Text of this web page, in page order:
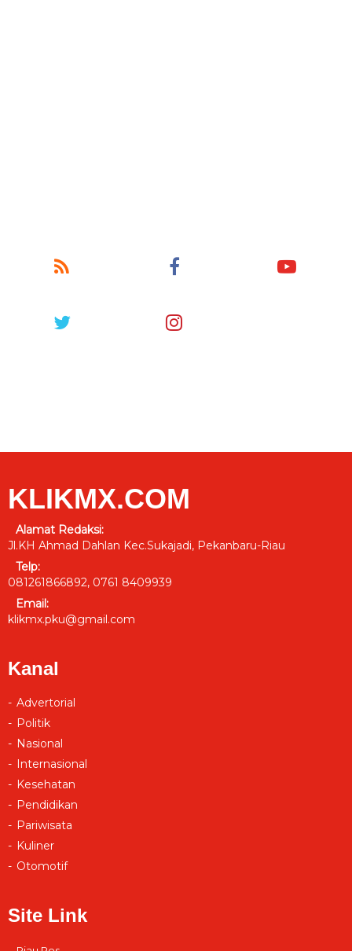
KLIKMX.COM
Alamat Redaksi:
Jl.KH Ahmad Dahlan Kec.Sukajadi, Pekanbaru-Riau
Telp:
081261866892, 0761 8409939
Email:
klikmx.pku@gmail.com
Kanal
Advertorial
Politik
Nasional
Internasional
Kesehatan
Pendidikan
Pariwisata
Kuliner
Otomotif
Site Link